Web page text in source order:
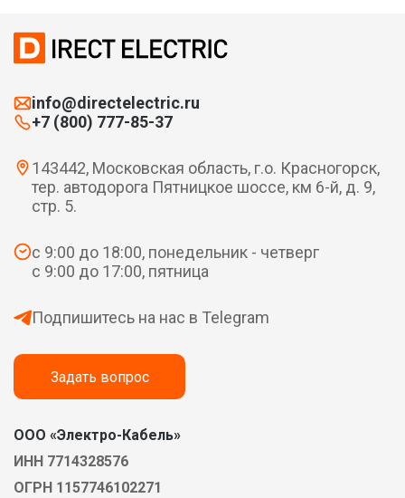
info@directelectric.ru
+7 (800) 777-85-37
143442, Московская область, г.о. Красногорск,
тер. автодорога Пятницкое шоссе, км 6-й, д. 9,
стр. 5.
с 9:00 до 18:00, понедельник - четверг
с 9:00 до 17:00, пятница
Подпишитесь на нас в Telegram
Задать вопрос
ООО «Электро-Кабель»
ИНН 7714328576
ОГРН 1157746102271